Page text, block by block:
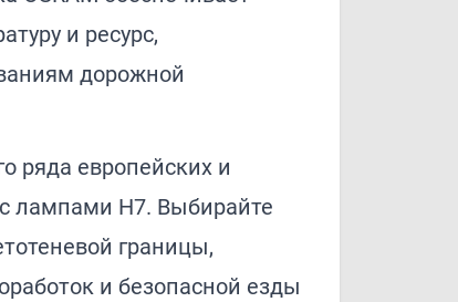
и ресурс,
дорожной
ряда европейских и
лампами H7. Выбирайте
границы,
и безопасной езды